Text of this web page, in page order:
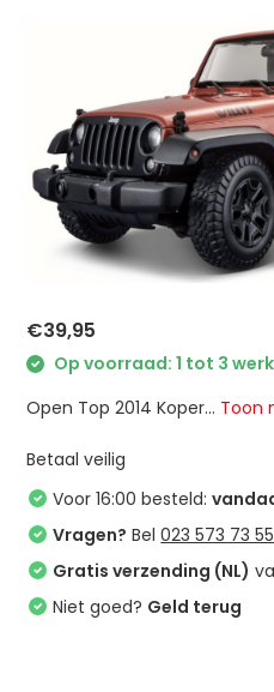
€39,95
Op voorraad: 1 tot 3
Open Top 2014 Koper... Toon
Betaal veilig
Voor 16:00 besteld:
Vragen? Bel023 573 73 55
Gratis verzending (NL)
Niet goed? Geld terug